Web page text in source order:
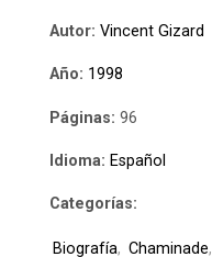
Autor: Vincent Gizard
Año: 1998
Páginas: 96
Idioma: Español
Categorías:
Biografía, Chaminade,